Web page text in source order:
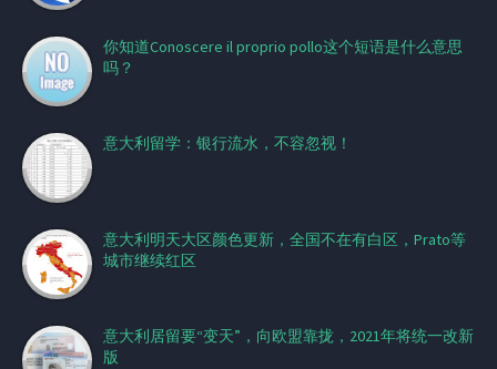
你知道Conoscere il proprio pollo这个短语是什么意思
吗？
意大利留学：银行流水，不容忽视！
意大利明天大区颜色更新，全国不在有白区，Prato等
城市继续红区
意大利居留要“变天”，向欧盟靠拢，2021年将统一改新
版